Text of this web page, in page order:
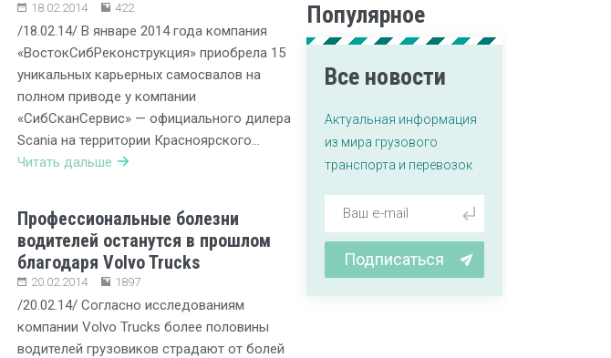
18.02.2014 422
/18.02.14/ В январе 2014 года компания
«ВостокСибРеконструкция» приобрела 15
уникальных карьерных самосвалов на
полном приводе у компании
«СибСканСервис» — официального дилера
Scania на территории Красноярского…
Читать дальше
Профессиональные болезни
водителей останутся в прошлом
благодаря Volvo Trucks
20.02.2014 1897
/20.02.14/ Согласно исследованиям
компании Volvo Trucks более половины
водителей грузовиков страдают от болей
Популярное
Все новости
Актуальная информация
из мира грузового
транспорта и перевозок
Подписаться